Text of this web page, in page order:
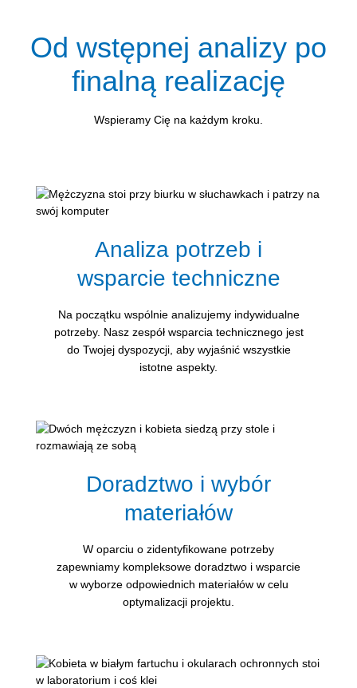
Od wstępnej analizy po
finalną realizację
Wspieramy Cię na każdym kroku.
Analiza potrzeb i
wsparcie techniczne
Na początku wspólnie analizujemy indywidualne
potrzeby. Nasz zespół wsparcia technicznego jest
do Twojej dyspozycji, aby wyjaśnić wszystkie
istotne aspekty.
Doradztwo i wybór
materiałów
W oparciu o zidentyfikowane potrzeby
zapewniamy kompleksowe doradztwo i wsparcie
w wyborze odpowiednich materiałów w celu
optymalizacji projektu.